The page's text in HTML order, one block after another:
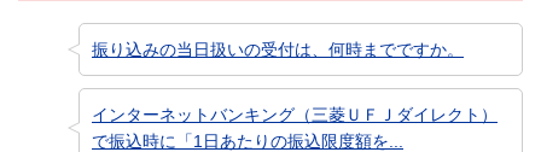
振り込みの当日扱いの受付は、何時までですか。
インターネットバンキング（三菱ＵＦＪダイレクト）
で振込時に「1日あたりの振込限度額を...